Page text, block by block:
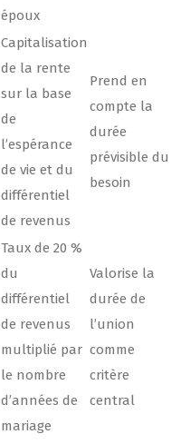
époux
Capitalisation
de la rente
sur la base
de
l’espérance
de vie et du
différentiel
de revenus
Prend en
compte la
durée
prévisible du
besoin
Taux de 20 %
du
différentiel
de revenus
multiplié par
le nombre
d’années de
mariage
Valorise la
durée de
l’union
comme
critère
central